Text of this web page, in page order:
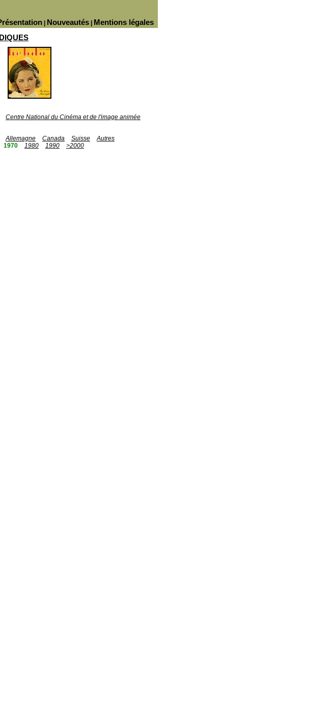
Mentions légales
Nouveautés
Centre National du Cinéma et de l'image animée
Allemagne Canada Suisse
Autres
1970 1980 1990
>2000